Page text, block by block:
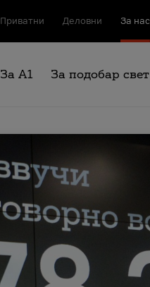
Приватни Деловни За нас
За А1 За подобар свет